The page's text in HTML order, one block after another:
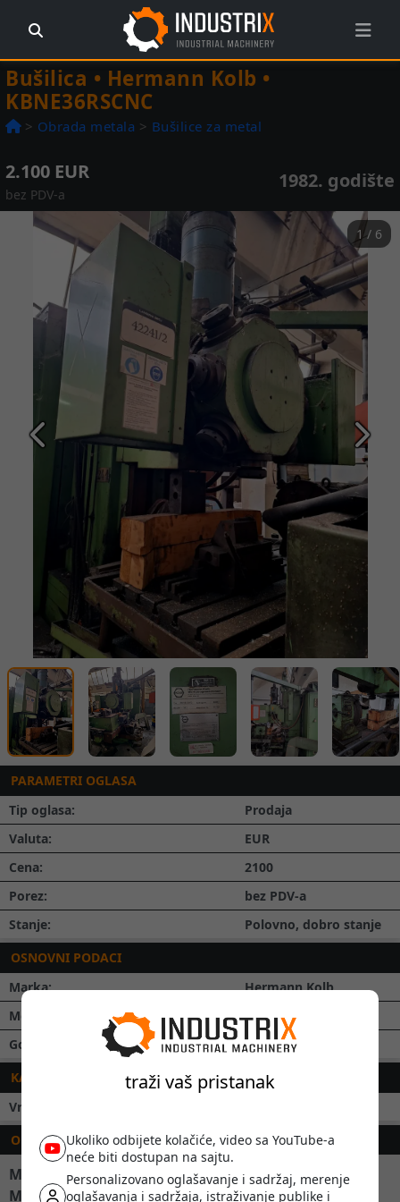
traži vaš pristanak
Ukoliko odbijete kolačiće, video sa YouTube-a
neće biti dostupan na sajtu.
Personalizovano oglašavanje i sadržaj, merenje
oglašavanja i sadržaja, istraživanje publike i
Bušilica • Hermann Kolb •
KBNE36RSCNC
> Obrada metala > Bušilice za metal
2.100 EUR
bez PDV-a
1982. godište
1 / 6
Prethodna
PARAMETRI OGLASA
Tip oglasa:
Prodaja
Valuta:
EUR
Cena:
2100
Porez:
bez PDV-a
Stanje:
Polovno, dobro stanje
OSNOVNI PODACI
Marka:
Hermann Kolb
Model:
KBNE36RSCNC
Godina proizvodnje:
1982
KARAKTERISTIKE
Vrsta bušilica:
OPIS
Maks. dimenzije obratka: 950x450x700
Maks. težina obratka: 200 kg